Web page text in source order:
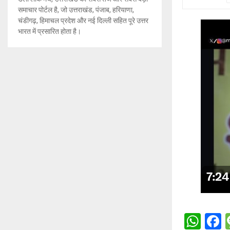
W F
समाचार पोर्टल है, जो उत्तराखंड, पंजाब, हरियाणा,
चंडीगढ़, हिमाचल प्रदेश और नई दिल्ली सहित पूरे उत्तर
भारत में प्रसारित होता है।